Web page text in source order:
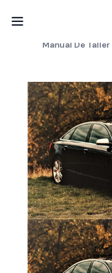
SERVICIO DE
Manual De